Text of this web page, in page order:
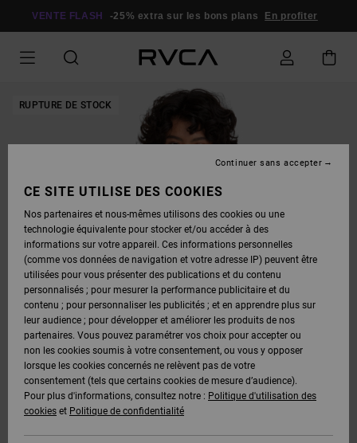
VENTE FLASH -25% extra sur les bons plans En profiter
RUPTURE DE STOCK
CE SITE UTILISE DES COOKIES
Nos partenaires et nous-mêmes utilisons des cookies ou une
technologie équivalente pour stocker et/ou accéder à des
informations sur votre appareil. Ces informations personnelles
(comme vos données de navigation et votre adresse IP) peuvent être
utilisées pour vous présenter des publications et du contenu
personnalisés ; pour mesurer la performance publicitaire et du
contenu ; pour personnaliser les publicités ; et en apprendre plus sur
leur audience ; pour développer et améliorer les produits de nos
partenaires. Vous pouvez paramétrer vos choix pour accepter ou
non les cookies soumis à votre consentement, ou vous y opposer
lorsque les cookies concernés ne relèvent pas de votre
consentement (tels que certains cookies de mesure d’audience).
Pour plus d'informations, consultez notre : Politique d'utilisation des
cookies et Politique de confidentialité
Continuer sans accepter